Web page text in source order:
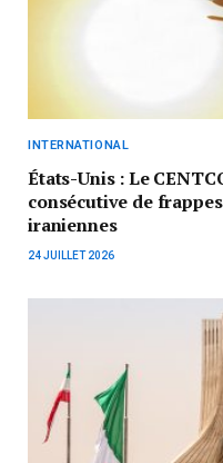
INTERNATIONAL
États-Unis : Le
consécutive de
iraniennes
24 JUILLET 2026